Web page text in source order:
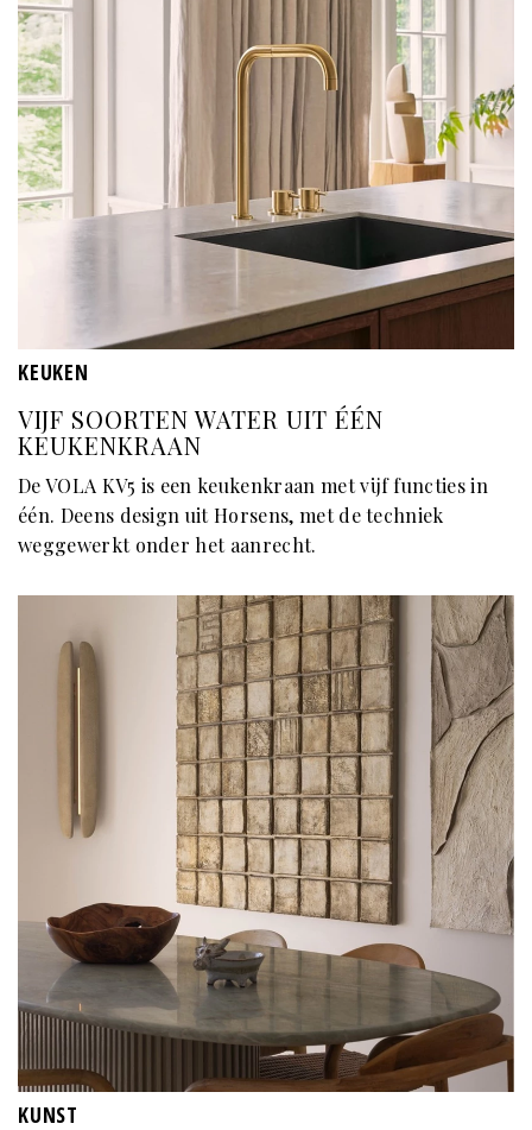
KEUKEN
VIJF SOORTEN WATER UIT ÉÉN
KEUKENKRAAN
De VOLA KV5 is een keukenkraan met vijf functies in
één. Deens design uit Horsens, met de techniek
weggewerkt onder het aanrecht.
KUNST